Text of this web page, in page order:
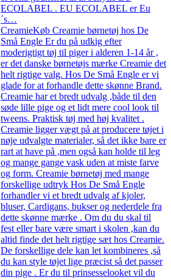
ECOLABEL . EU ECOLABEL er Eu
´s…
CreamieKøb Creamie børnetøj hos De
Små Engle Er du på udkig efter
moderigtigt tøj til piger i alderen 1-14 år ,
er det danske børnetøjs mærke Creamie det
helt rigtige valg. Hos De Små Engle er vi
glade for at forhandle dette skønne Brand.
Creamie har et bredt udvalg ,både til den
søde lille pige og et lidt mere cool look til
tweens. Praktisk tøj med høj kvalitet .
Creamie ligger vægt på at producere tøjet i
nøje udvalgte materialer, så det ikke bare er
rart at have på ,men også kan holde til leg
og mange gange vask uden at miste farve
og form. Creamie børnetøj med mange
forskellige udtryk Hos De Små Engle
forhandler vi et bredt udvalg af kjoler,
bluser, Cardigans, bukser og nederdele fra
dette skønne mærke . Om du du skal til
fest eller bare være smart i skolen ,kan du
altid finde det helt rigtige sæt hos Creamie.
De forskellige dele kan let kombineres ,så
du kan style tøjet lige præcist så det passer
din pige . Er du til prinsesselooket vil du